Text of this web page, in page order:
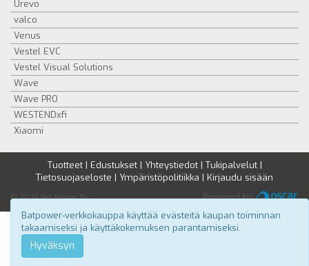
Urevo
valco
Venus
Vestel EVC
Vestel Visual Solutions
Wave
Wave PRO
WESTENDxfi
Xiaomi
Tuotteet| Edustukset| Yhteystiedot| Tukipalvelut|
Tietosuojaseloste | Ympäristöpolitiikka | Kirjaudu sisään
© 2024 Bat Power Oy
Powered by
Batpower-verkkokauppa käyttää evästeitä kaupan toiminnan
takaamiseksi ja käyttäkokemuksen parantamiseksi.
Hyväksyn